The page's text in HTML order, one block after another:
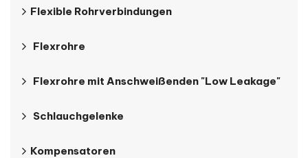
Flexible Rohrverbindungen
Flexrohre
Flexrohre mit Anschweißenden "Low Leakage"
Schlauchgelenke
Kompensatoren